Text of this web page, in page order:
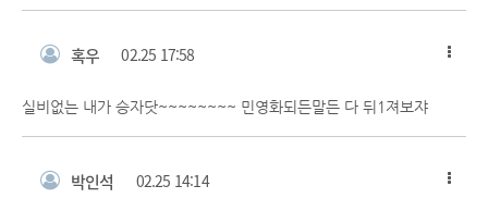
혹우 02.25 17:58
실비없는 내가 승자닷~~~~~~~~ 민영화되든말든 다 뒤1져보쟈
박인석 02.25 14:14